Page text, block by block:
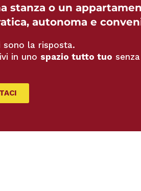
stanza o un
autonoma e
sono la risposta.
in uno spazio tutto tuo